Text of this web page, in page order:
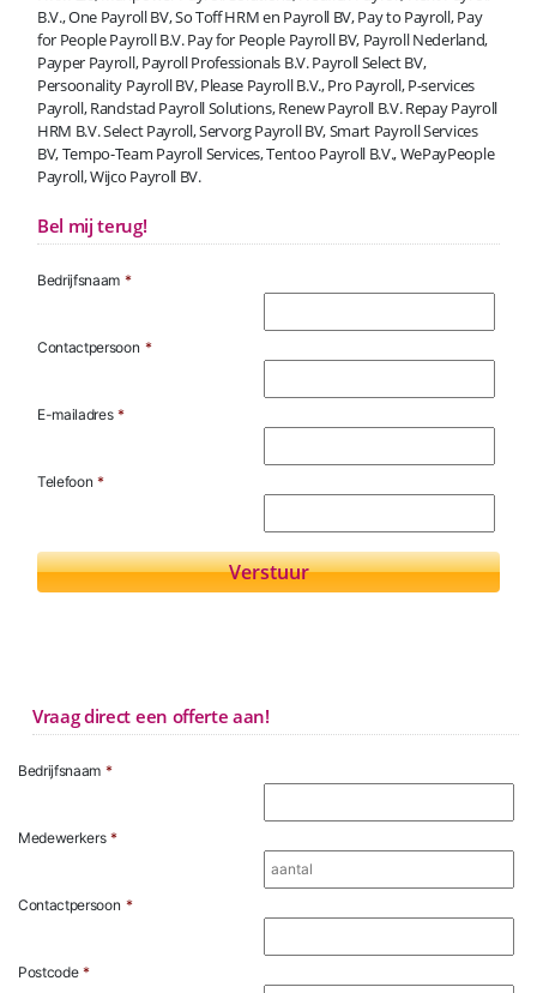
B.V., One Payroll BV, So Toff HRM en Payroll BV, Pay to Payroll, Pay
for People Payroll B.V. Pay for People Payroll BV, Payroll Nederland,
Payper Payroll, Payroll Professionals B.V. Payroll Select BV,
Persoonality Payroll BV, Please Payroll B.V., Pro Payroll, P-services
Payroll, Randstad Payroll Solutions, Renew Payroll B.V. Repay Payroll
HRM B.V. Select Payroll, Servorg Payroll BV, Smart Payroll Services
BV, Tempo-Team Payroll Services, Tentoo Payroll B.V., WePayPeople
Payroll, Wijco Payroll BV.
Bel mij terug!
Bedrijfsnaam *
Contactpersoon *
E-mailadres *
Telefoon *
Vraag direct een offerte aan!
Bedrijfsnaam *
Medewerkers *
Contactpersoon *
Postcode *